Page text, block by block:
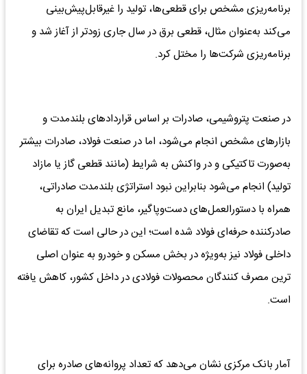
برنامه‌ریزی مشخص برای قطعی‌ها، تولید را غیرقابل‌پیش‌بینی
می‌کند به‌عنوان مثال، قطعی برق در سال جاری زودتر از آغاز شد و
برنامه‌ریزی شرکت‌ها را مختل کرد.
در صنعت پتروشیمی، صادرات بر اساس قراردادهای بلندمدت و
بازارهای مشخص انجام می‌شود، اما در صنعت فولاد، صادرات بیشتر
به‌صورت تاکتیکی و در واکنش به شرایط (مانند قطعی گاز یا مازاد
تولید) انجام می‌شود بنابراین نبود استراتژی بلندمدت صادراتی،
همراه با دستورالعمل‌های دست‌وپاگیر، مانع تبدیل ایران به
صادرکننده حرفه‌ای فولاد شده است؛ این در حالی است که تقاضای
داخلی فولاد نیز به‌ویژه در بخش مسکن و خودرو به عنوان اصلی
ترین مصرف کنندگان محصولات فولادی در داخل کشور، کاهش یافته
است.
آمار بانک مرکزی نشان می‌دهد که تعداد پروانه‌های صادره برای